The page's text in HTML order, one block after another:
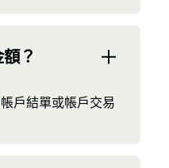
？
戶結單或帳戶交易